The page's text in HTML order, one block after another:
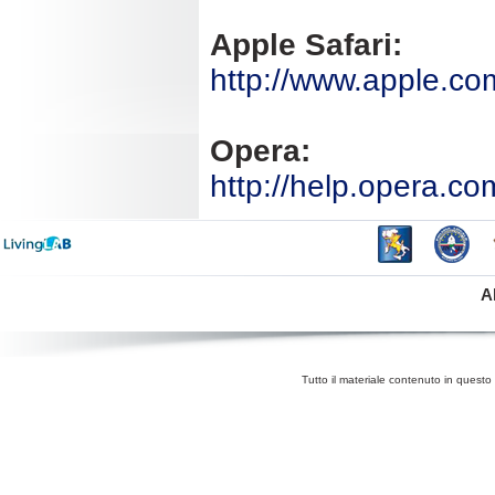
Apple Safari:
http://
Opera:
http://
Tutto il materiale contenuto in